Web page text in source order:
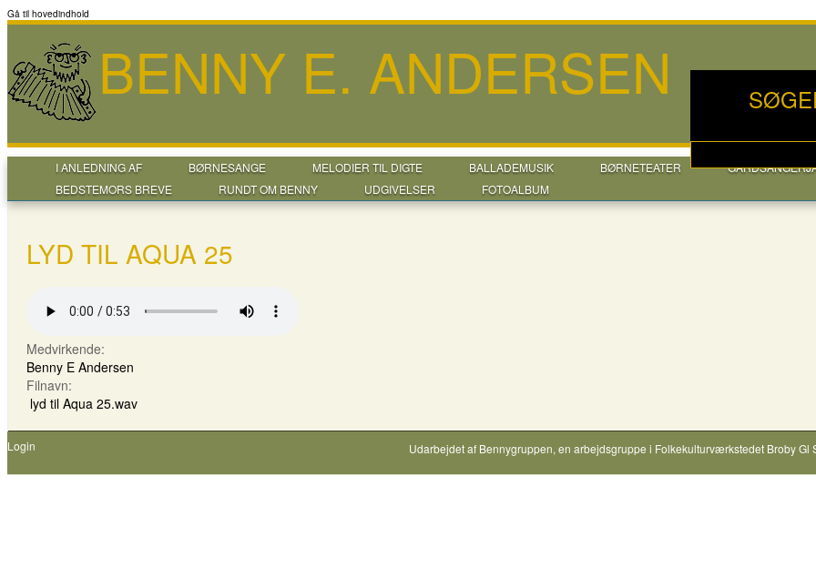
Gå til hovedindhold
BENNY E. ANDERSEN
I ANLEDNING AF BØRNESANGE MELODIER TIL DIGTE BALLADEMUSIK BØRNETEATER
BEDSTEMORS BREVE
RUNDT OM BENNY UDGIVELSER FOTOALBUM
LYD TIL AQUA 25
Medvirkende:
Benny E Andersen
Filnavn:
lyd til Aqua 25.wav
Login Udarbejdet af Bennygruppen, en arbejdsgruppe i Folkekulturværkstedet Broby Gl